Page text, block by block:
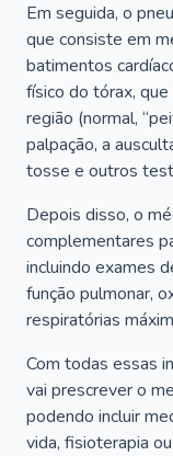
Em seguida, o
que consiste em
batimentos
físico do tórax,
região (normal,
palpação, a
tosse e outros
Depois disso, o
complementares
incluindo exames
função pulmonar,
respiratórias
Com todas essas
vai prescrever o
podendo incluir
vida, fisioterapia